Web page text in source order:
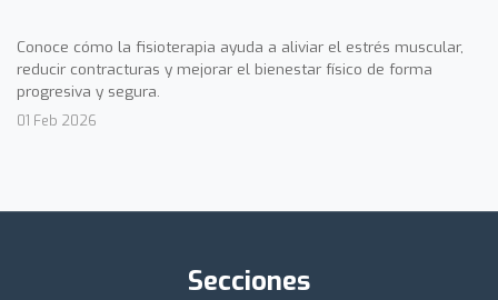
Conoce cómo la fisioterapia ayuda a aliviar el estrés muscular,
reducir contracturas y mejorar el bienestar físico de forma
progresiva y segura.
01 Feb 2026
Secciones